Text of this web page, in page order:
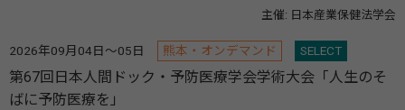
主催: 日本産業保健法学会
2026年09月04日～05日 熊本・オンデマンド SELECT
第67回日本人間ドック・予防医療学会学術大会「人生のそ
ばに予防医療を」